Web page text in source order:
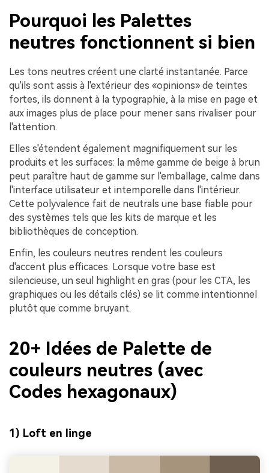
Pourquoi les Palettes
neutres fonctionnent si bien
Les tons neutres créent une clarté instantanée. Parce
qu'ils sont assis à l'extérieur des «opinions» de teintes
fortes, ils donnent à la typographie, à la mise en page et
aux images plus de place pour mener sans rivaliser pour
l'attention.
Elles s'étendent également magnifiquement sur les
produits et les surfaces: la même gamme de beige à brun
peut paraître haut de gamme sur l'emballage, calme dans
l'interface utilisateur et intemporelle dans l'intérieur.
Cette polyvalence fait de neutrals une base fiable pour
des systèmes tels que les kits de marque et les
bibliothèques de conception.
Enfin, les couleurs neutres rendent les couleurs
d'accent plus efficaces. Lorsque votre base est
silencieuse, un seul highlight en gras (pour les CTA, les
graphiques ou les détails clés) se lit comme intentionnel
plutôt que comme bruyant.
20+ Idées de Palette de
couleurs neutres (avec
Codes hexagonaux)
1) Loft en linge